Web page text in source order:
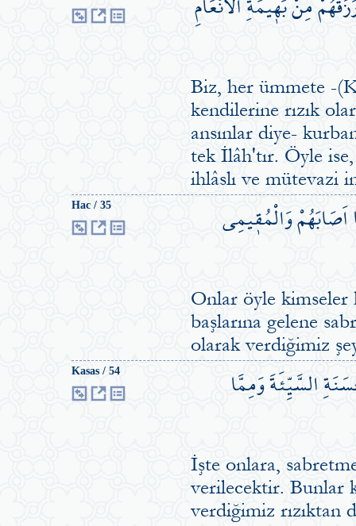
Biz, her ümmete -
kendilerine rızık
ansınlar diye-
tek İlâh'tır. Öyle
ihlâslı ve mütevazi
Hac / 35 اَصَابَهُمْ وَالْمُق۪يمِي
Onlar öyle kimseler
başlarına gelene
olarak verdiğimiz
Kasas / 54 السَّيِّئَةَ وَمِمَّا
İşte onlara,
verilecektir. Bunlar
verdiğimiz rızıktan